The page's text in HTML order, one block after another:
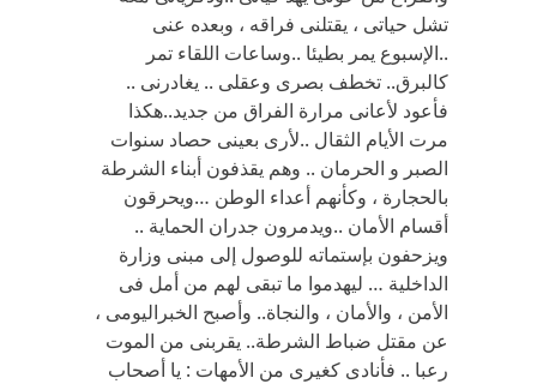
تشل حياتى ، يقتلنى فراقه ، وبعده عنى
..الإسبوع يمر بطيئا ..وساعات اللقاء تمر
كالبرق.. تخطف بصرى وعقلى .. يغادرنى ..
فأعود لأعانى مرارة الفراق من جديد..هكذا
مرت الأيام الثقال ..لأرى بعينى حصاد سنوات
الصبر و الحرمان .. وهم يقذفون أبناء الشرطة
بالحجارة ، وكأنهم أعداء الوطن …ويحرقون
أقسام الأمان ..ويدمرون جدران الحماية ..
ويزحفون بإستماته للوصول إلى مبنى وزارة
الداخلية … ليهدموا ما تبقى لهم من أمل فى
الأمن ، والأمان ، والنجاة.. وأصبح الخبراليومى ،
عن مقتل ضباط الشرطة.. يقربنى من الموت
رعبا .. فأنادى كغيرى من الأمهات : يا أصحاب